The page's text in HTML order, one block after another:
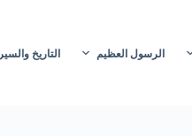
الرسول العظيم التاريخ والسير